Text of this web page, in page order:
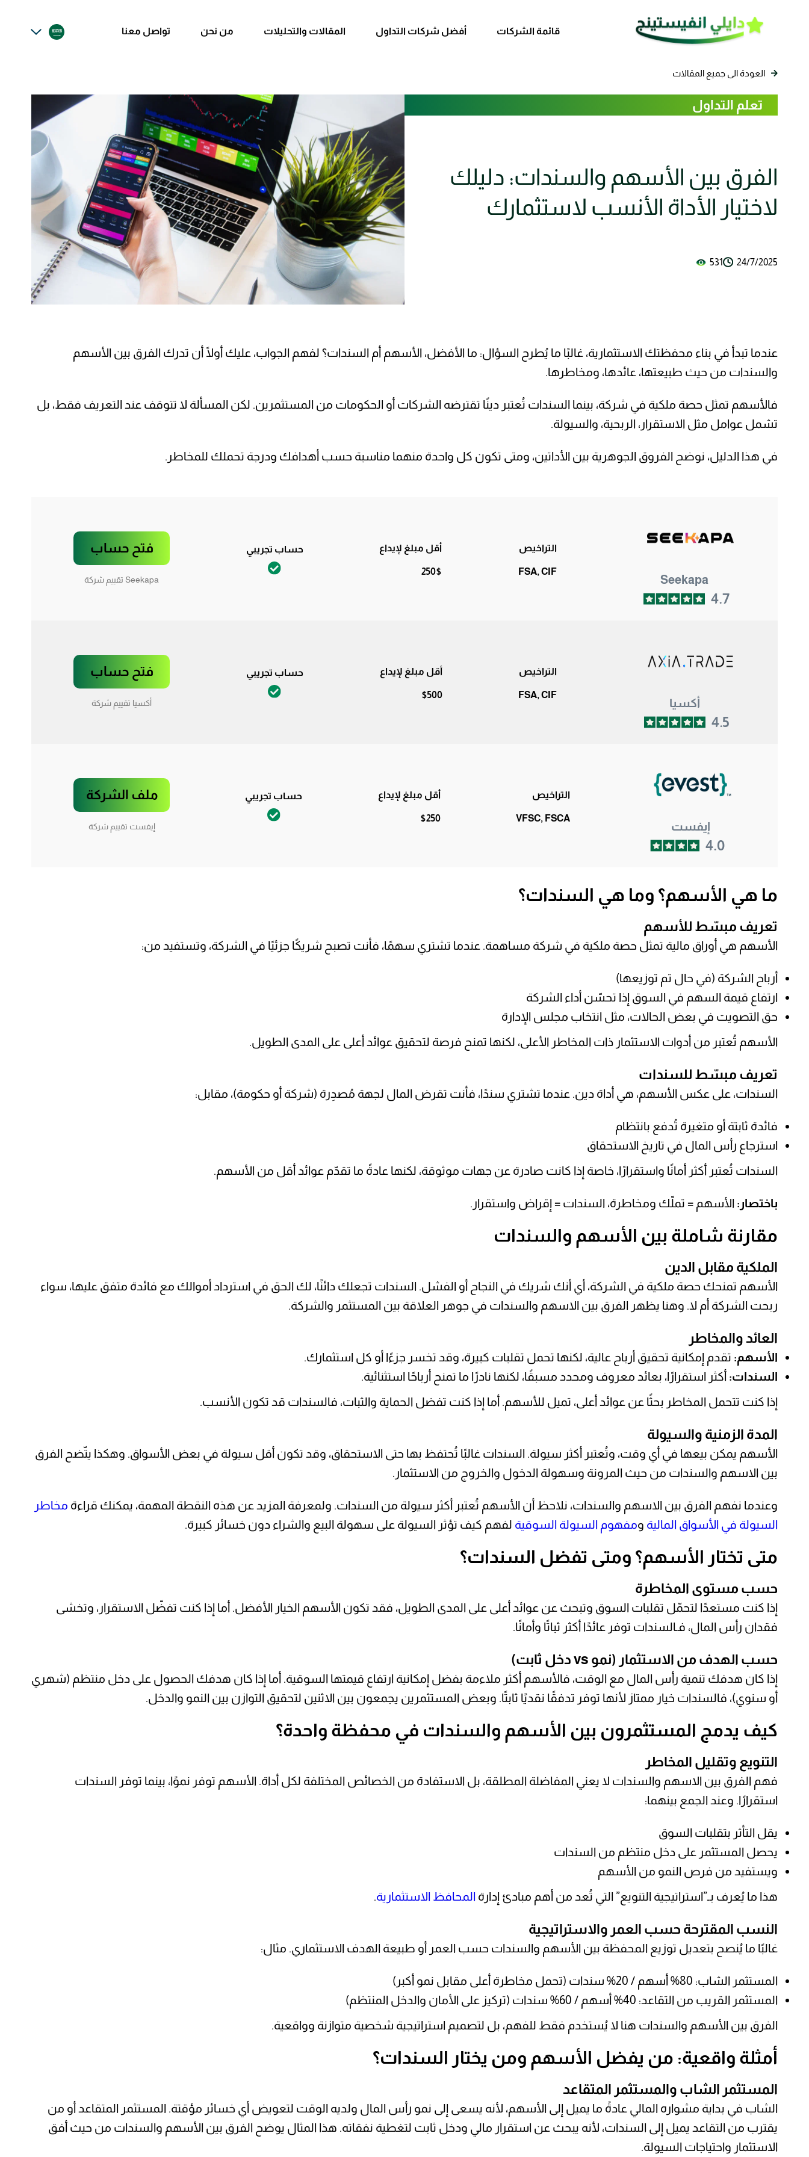
قائمة الشركات أفضل شركات التداول المقالات والتحليلات من نحن تواصل معنا
العودة الى جميع المقالات
تعلم التداول
الفرق بين الأسهم والسندات: دليلك
لاختيار الأداة الأنسب لاستثمارك
24/7/2025
531
عندما تبدأ في بناء محفظتك الاستثمارية، غالبًا ما يُطرح السؤال: ما الأفضل، الأسهم أم السندات؟ لفهم الجواب، عليك أولًا أن تدرك الفرق بين الأسهم
والسندات من حيث طبيعتها، عائدها، ومخاطرها.
فالأسهم تمثل حصة ملكية في شركة، بينما السندات تُعتبر دينًا تقترضه الشركات أو الحكومات من المستثمرين. لكن المسألة لا تتوقف عند التعريف فقط، بل
تشمل عوامل مثل الاستقرار، الربحية، والسيولة.
في هذا الدليل، نوضح الفروق الجوهرية بين الأداتين، ومتى تكون كل واحدة منهما مناسبة حسب أهدافك ودرجة تحملك للمخاطر.
Seekapa
4.7
التراخيص
FSA, CIF
أقل مبلغ لإيداع
250$
حساب تجريبي فتح حساب
Seekapa تقييم شركة
أكسيا
4.5
التراخيص
FSA, CIF
أقل مبلغ لإيداع
$500
حساب تجريبي فتح حساب
أكسيا تقييم شركة
إيفست
4.0
التراخيص
VFSC, FSCA
أقل مبلغ لإيداع
$250
حساب تجريبي ملف الشركة
إيفست تقييم شركة
ما هي الأسهم؟ وما هي السندات؟
تعريف مبسّط للأسهم
الأسهم هي أوراق مالية تمثل حصة ملكية في شركة مساهمة. عندما تشتري سهمًا، فأنت تصبح شريكًا جزئيًا في الشركة، وتستفيد من:
أرباح الشركة (في حال تم توزيعها)
ارتفاع قيمة السهم في السوق إذا تحسّن أداء الشركة
حق التصويت في بعض الحالات، مثل انتخاب مجلس الإدارة
الأسهم تُعتبر من أدوات الاستثمار ذات المخاطر الأعلى، لكنها تمنح فرصة لتحقيق عوائد أعلى على المدى الطويل.
تعريف مبسّط للسندات
السندات، على عكس الأسهم، هي أداة دين. عندما تشتري سندًا، فأنت تقرض المال لجهة مُصدِرة (شركة أو حكومة)، مقابل:
فائدة ثابتة أو متغيرة تُدفع بانتظام
استرجاع رأس المال في تاريخ الاستحقاق
السندات تُعتبر أكثر أمانًا واستقرارًا، خاصة إذا كانت صادرة عن جهات موثوقة، لكنها عادةً ما تقدّم عوائد أقل من الأسهم.
باختصار: الأسهم = تملّك ومخاطرة، السندات = إقراض واستقرار.
مقارنة شاملة بين الأسهم والسندات
الملكية مقابل الدين
الأسهم تمنحك حصة ملكية في الشركة، أي أنك شريك في النجاح أو الفشل. السندات تجعلك دائنًا، لك الحق في استرداد أموالك مع فائدة متفق عليها، سواء
ربحت الشركة أم لا. وهنا يظهر الفرق بين الاسهم والسندات في جوهر العلاقة بين المستثمر والشركة.
العائد والمخاطر
الأسهم: تقدم إمكانية تحقيق أرباح عالية، لكنها تحمل تقلبات كبيرة، وقد تخسر جزءًا أو كل استثمارك.
السندات: أكثر استقرارًا، بعائد معروف ومحدد مسبقًا، لكنها نادرًا ما تمنح أرباحًا استثنائية.
إذا كنت تتحمل المخاطر بحثًا عن عوائد أعلى، تميل للأسهم. أما إذا كنت تفضل الحماية والثبات، فالسندات قد تكون الأنسب.
المدة الزمنية والسيولة
الأسهم يمكن بيعها في أي وقت، وتُعتبر أكثر سيولة. السندات غالبًا تُحتفظ بها حتى الاستحقاق، وقد تكون أقل سيولة في بعض الأسواق. وهكذا يتّضح الفرق
بين الاسهم والسندات من حيث المرونة وسهولة الدخول والخروج من الاستثمار.
وعندما نفهم الفرق بين الاسهم والسندات، نلاحظ أن الأسهم تُعتبر أكثر سيولة من السندات. ولمعرفة المزيد عن هذه النقطة المهمة، يمكنك قراءة مخاطر
السيولة في الأسواق المالية ومفهوم السيولة السوقية لفهم كيف تؤثر السيولة على سهولة البيع والشراء دون خسائر كبيرة.
متى تختار الأسهم؟ ومتى تفضل السندات؟
حسب مستوى المخاطرة
إذا كنت مستعدًا لتحمّل تقلبات السوق وتبحث عن عوائد أعلى على المدى الطويل، فقد تكون الأسهم الخيار الأفضل. أما إذا كنت تفضّل الاستقرار، وتخشى
فقدان رأس المال، فـالسندات توفر عائدًا أكثر ثباتًا وأمانًا.
حسب الهدف من الاستثمار (نمو vs دخل ثابت)
إذا كان هدفك تنمية رأس المال مع الوقت، فالأسهم أكثر ملاءمة بفضل إمكانية ارتفاع قيمتها السوقية. أما إذا كان هدفك الحصول على دخل منتظم (شهري
أو سنوي)، فالسندات خيار ممتاز لأنها توفر تدفقًا نقديًا ثابتًا. وبعض المستثمرين يجمعون بين الاثنين لتحقيق التوازن بين النمو والدخل.
كيف يدمج المستثمرون بين الأسهم والسندات في محفظة واحدة؟
التنويع وتقليل المخاطر
فهم الفرق بين الاسهم والسندات لا يعني المفاضلة المطلقة، بل الاستفادة من الخصائص المختلفة لكل أداة. الأسهم توفر نموًا، بينما توفر السندات
استقرارًا. وعند الجمع بينهما:
يقل التأثر بتقلبات السوق
يحصل المستثمر على دخل منتظم من السندات
ويستفيد من فرص النمو من الأسهم
هذا ما يُعرف بـ”استراتيجية التنويع” التي تُعد من أهم مبادئ إدارة المحافظ الاستثمارية.
النسب المقترحة حسب العمر والاستراتيجية
غالبًا ما يُنصح بتعديل توزيع المحفظة بين الأسهم والسندات حسب العمر أو طبيعة الهدف الاستثماري. مثال:
المستثمر الشاب: 80% أسهم / 20% سندات (تحمل مخاطرة أعلى مقابل نمو أكبر)
المستثمر القريب من التقاعد: 40% أسهم / 60% سندات (تركيز على الأمان والدخل المنتظم)
الفرق بين الأسهم والسندات هنا لا يُستخدم فقط للفهم، بل لتصميم استراتيجية شخصية متوازنة وواقعية.
أمثلة واقعية: من يفضل الأسهم ومن يختار السندات؟
المستثمر الشاب والمستثمر المتقاعد
الشاب في بداية مشواره المالي عادةً ما يميل إلى الأسهم، لأنه يسعى إلى نمو رأس المال ولديه الوقت لتعويض أي خسائر مؤقتة. المستثمر المتقاعد أو من
يقترب من التقاعد يميل إلى السندات، لأنه يبحث عن استقرار مالي ودخل ثابت لتغطية نفقاته. هذا المثال يوضح الفرق بين الأسهم والسندات من حيث أفق
الاستثمار واحتياجات السيولة.